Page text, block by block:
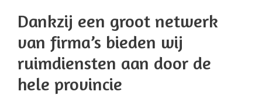
Dankzij een groot netwerk
van firma’s bieden wij
ruimdiensten aan door de
hele provincie